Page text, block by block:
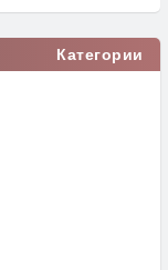
Категории